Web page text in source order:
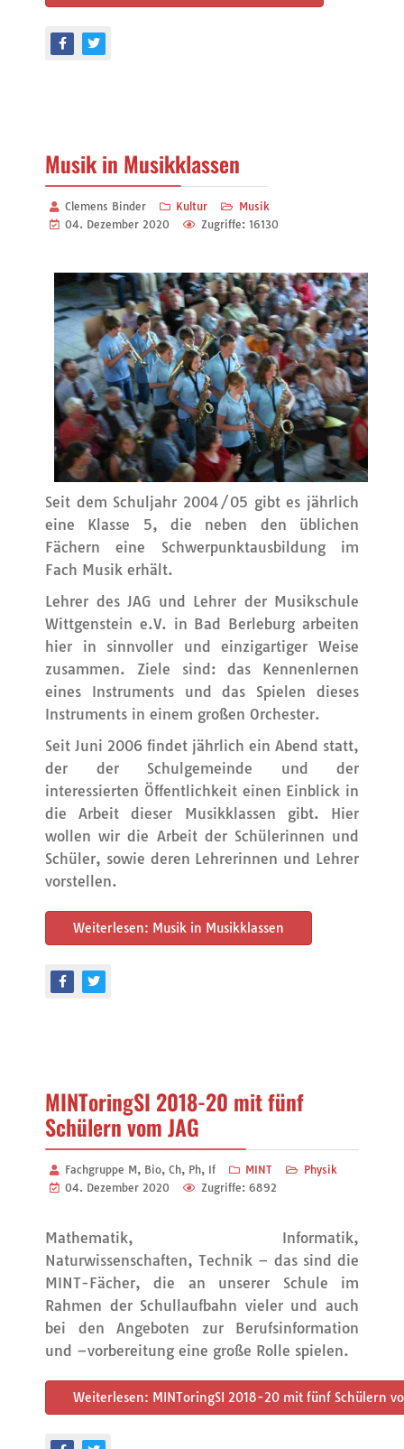
Musik in Musikklassen
Clemens Binder Kultur
Musik
04. Dezember 2020
Zugriffe: 16130
Seit dem Schuljahr 2004/05 gibt es jährlich
eine Klasse 5, die neben den üblichen
Fächern eine Schwerpunktausbildung im
Fach Musik erhält.
Lehrer des JAG und Lehrer der Musikschule
Wittgenstein e.V. in Bad Berleburg arbeiten
hier in sinnvoller und einzigartiger Weise
zusammen. Ziele sind: das Kennenlernen
eines Instruments und das Spielen dieses
Instruments in einem großen Orchester.
Seit Juni 2006 findet jährlich ein Abend statt,
der der Schulgemeinde und der
interessierten Öffentlichkeit einen Einblick in
die Arbeit dieser Musikklassen gibt. Hier
wollen wir die Arbeit der Schülerinnen und
Schüler, sowie deren Lehrerinnen und Lehrer
vorstellen.
Weiterlesen: Musik in Musikklassen
MINToringSI 2018-20 mit fünf
Schülern vom JAG
Fachgruppe M, Bio, Ch, Ph, If MINT
Physik
04. Dezember 2020
Zugriffe: 6892
Mathematik, Informatik,
Naturwissenschaften, Technik – das sind die
MINT-Fächer, die an unserer Schule im
Rahmen der Schullaufbahn vieler und auch
bei den Angeboten zur Berufsinfor­mation
und –vorbereitung eine große Rolle spielen.
Weiterlesen: MINToringSI 2018-20 mit fünf Schülern